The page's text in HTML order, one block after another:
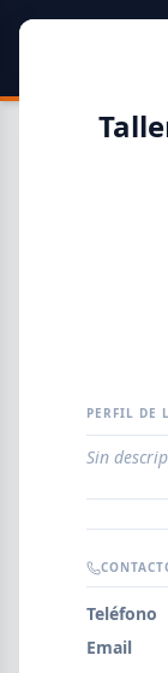
Guía de
EMPRESAS
PERFIL DE
Sin
Teléfono
Email